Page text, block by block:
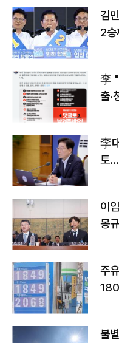
김
2
李
출·
李
토
이
몽
주
불